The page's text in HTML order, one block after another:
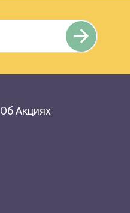
Об Акциях